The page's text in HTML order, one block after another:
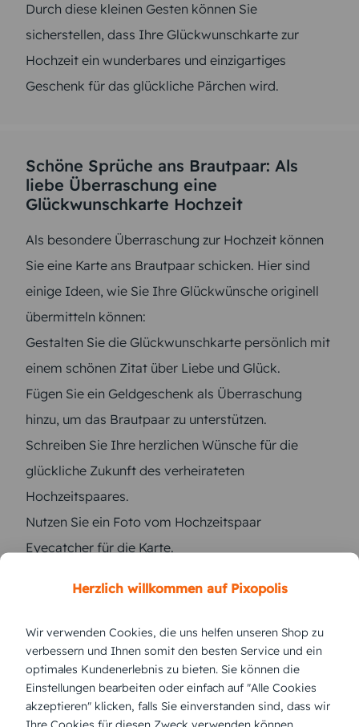
Durch diese kleinen Gesten können Sie
sicherstellen, dass Ihre Glückwunschkarte zur
Hochzeit ein wunderbares und einzigartiges
Geschenk für das glückliche Pärchen wird.
Schöne Sprüche ans Brautpaar: Als
liebe Überraschung eine
Glückwunschkarte Hochzeit
Als besondere Überraschung zur Hochzeit können
Sie eine Karte ans Brautpaar schicken. Hier sind
einige Ideen, wie Sie Ihre Glückwünsche originell
übermitteln können:
Gestalten Sie die Glückwunschkarte persönlich mit
einem schönen Zitat über Liebe und Glück.
Fügen Sie ein Geldgeschenk als Überraschung
hinzu, um das Brautpaar zu unterstützen.
Schreiben Sie Ihre herzlichen Wünsche für die
glückliche Zukunft des verheirateten
Hochzeitspaares.
Nutzen Sie ein Foto vom Hochzeitspaar
Eyecatcher für die Karte.
wunderbaren Bild, das die Liebe des Brautpaares
widerspiegelt.
Diese kleinen Gesten werden dem Brautpaar
sicherlich ein Lächeln ins Gesicht zaubern und ihre
Hochzeit noch unvergesslicher machen.
Herzlich willkommen auf Pixopolis
Wir verwenden Cookies, die uns helfen unseren Shop zu
verbessern und Ihnen somit den besten Service und ein
optimales Kundenerlebnis zu bieten. Sie können die
Einstellungen bearbeiten oder einfach auf "Alle Cookies
akzeptieren" klicken, falls Sie einverstanden sind, dass wir